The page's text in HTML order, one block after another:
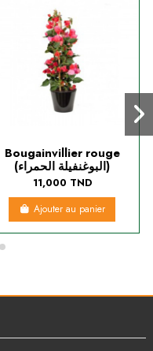
Bougainvillier rouge
(البوغنفيلة الحمراء)
11,000 TND
Ajouter au panier